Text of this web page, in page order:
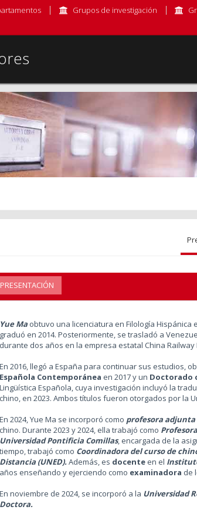
Grupos de investigación
Yue Maobtuvo una licenciatura en Filología Hispánica
graduó en 2014. Posteriormente, se trasladó a
durante dos años en la empresa estatal China Railway
En 2016, llegó a España para continuar sus estudios,
Española Contemporánea en 2017 y un Doctorado
Lingüística Española, cuya investigación incluyó la
chino, en 2023. Ambos títulos fueron otorgados por la
En 2024, Yue Ma se incorporó como profesora adjunta
chino. Durante 2023 y 2024, ella trabajó como
Universidad Pontificia Comillas, encargada de la
tiempo, trabajó como Coordinadora del curso de
Distancia (UNED).Además, es docenteen el
años enseñando y ejerciendo como examinadora de
En noviembre de 2024, se incorporó a la Universidad
Doctora.